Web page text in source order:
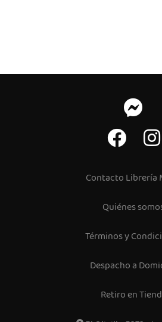
Contacto Librería
Quiénes
Términos y
Despacho a
Retiro en